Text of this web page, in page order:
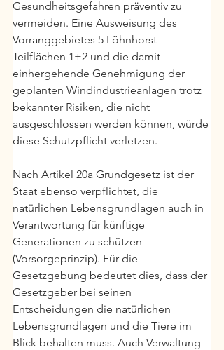
Gesundheitsgefahren präventiv zu
vermeiden. Eine Ausweisung des
Vorranggebietes 5 Löhnhorst
Teilflächen 1+2 und die damit
einhergehende Genehmigung der
geplanten Windindustrieanlagen trotz
bekannter Risiken, die nicht
ausgeschlossen werden können, würde
diese Schutzpflicht verletzen.
Nach Artikel 20a Grundgesetz ist der
Staat ebenso verpflichtet, die
natürlichen Lebensgrundlagen auch in
Verantwortung für künftige
Generationen zu schützen
(Vorsorgeprinzip). Für die
Gesetzgebung bedeutet dies, dass der
Gesetzgeber bei seinen
Entscheidungen die natürlichen
Lebensgrundlagen und die Tiere im
Blick behalten muss. Auch Verwaltung